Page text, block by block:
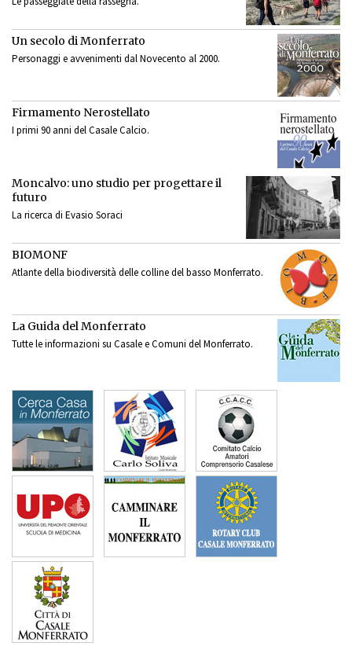
Un secolo di Monferrato
Personaggi e avvenimenti dal Novecento al 2000.
Firmamento Nerostellato
I primi 90 anni del Casale Calcio.
Moncalvo: uno studio per progettare il
futuro
La ricerca di Evasio Soraci
BIOMONF
Atlante della biodiversità delle colline del basso Monferrato.
La Guida del Monferrato
Tutte le informazioni su Casale e Comuni del Monferrato.